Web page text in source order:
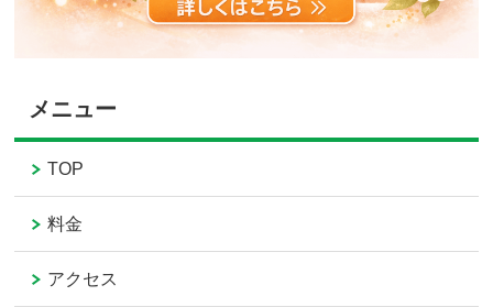
メニュー
TOP
料金
アクセス